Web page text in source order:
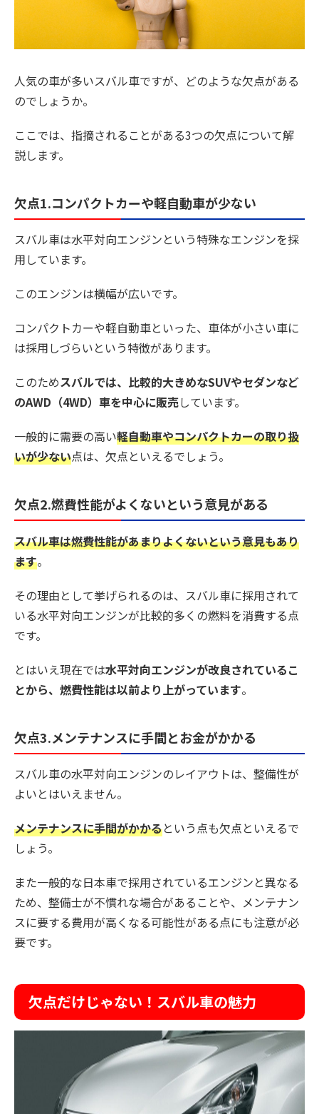
人気の車が多いスバル車ですが、どのような欠点がある
のでしょうか。
ここでは、指摘されることがある3つの欠点について解
説します。
欠点1.コンパクトカーや軽自動車が少ない
スバル車は水平対向エンジンという特殊なエンジンを採
用しています。
このエンジンは横幅が広いです。
コンパクトカーや軽自動車といった、車体が小さい車に
は採用しづらいという特徴があります。
このためスバルでは、比較的大きめなSUVやセダンなど
のAWD（4WD）車を中心に販売しています。
一般的に需要の高い軽自動車やコンパクトカーの取り扱
いが少ない点は、欠点といえるでしょう。
欠点2.燃費性能がよくないという意見がある
スバル車は燃費性能があまりよくないという意見もあり
ます。
その理由として挙げられるのは、スバル車に採用されて
いる水平対向エンジンが比較的多くの燃料を消費する点
です。
とはいえ現在では水平対向エンジンが改良されているこ
とから、燃費性能は以前より上がっています。
欠点3.メンテナンスに手間とお金がかかる
スバル車の水平対向エンジンのレイアウトは、整備性が
よいとはいえません。
メンテナンスに手間がかかるという点も欠点といえるで
しょう。
また一般的な日本車で採用されているエンジンと異なる
ため、整備士が不慣れな場合があることや、メンテナン
スに要する費用が高くなる可能性がある点にも注意が必
要です。
欠点だけじゃない！スバル車の魅力